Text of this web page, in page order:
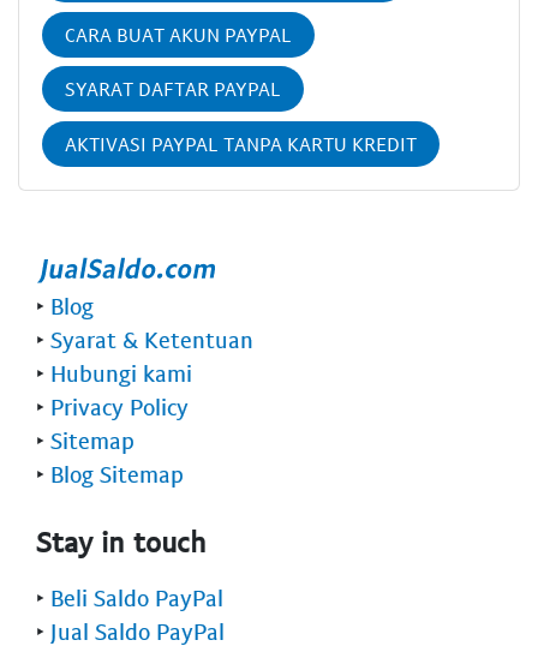
CARA BUAT AKUN PAYPAL
SYARAT DAFTAR PAYPAL
AKTIVASI PAYPAL TANPA KARTU KREDIT
‣ Blog
‣ Syarat & Ketentuan
‣ Hubungi kami
‣ Privacy Policy
‣ Sitemap
‣ Blog Sitemap
Stay in touch
‣ Beli Saldo PayPal
‣ Jual Saldo PayPal